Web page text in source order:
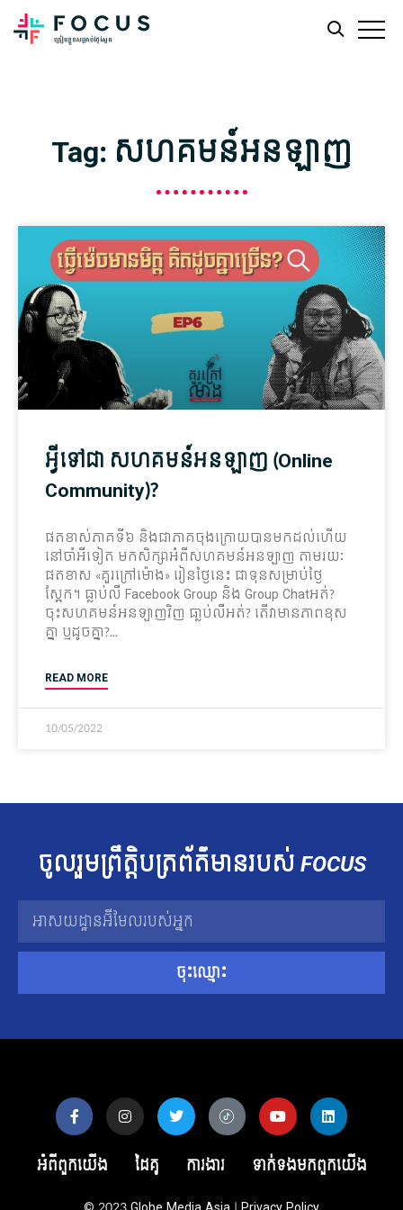
Tag: សហគមន៍អនឡាញ
អ្វីទៅជា សហគមន៍អនឡាញ (Online
Community)?
ផតខាស់ភាគទី៦ និងជាភាគចុងក្រោយបានមកដល់ហើយ
នៅចាំអីទៀត មកសិក្សាអំពីសហគមន៍អនឡាញ តាមរយៈ
ផតខាស «គួរក្រៅម៉ោង» រៀនថ្ងៃនេះ ជាទុនសម្រាប់ថ្ងៃ
ស្អែក។ ធ្លាប់លឺ Facebook Group និង Group Chatអត់? ​
ចុះសហគមន៍អនឡាញវិញ ធា្លប់លឺអត់? តើវាមានភាពខុស
គ្នា ឬដូចគ្នា?
READ MORE
10/05/2022
ចូលរួម​ព្រឹត្តិបត្រ​ព័ត៌មាន​របស់​FOCUS
ចុះឈ្មោះ
អំពីពួកយើង ដៃគូ ការងារ ទាក់ទង​មក​ពួក​យើង